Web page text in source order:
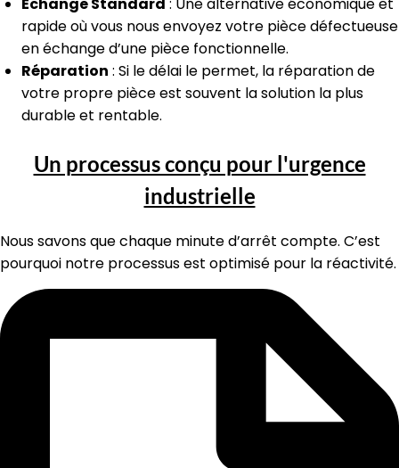
rapide où vous nous envoyez votre pièce défectueuse
en échange d’une pièce fonctionnelle.
Réparation : Si le délai le permet, la réparation de
votre propre pièce est souvent la solution la plus
durable et rentable.
Un processus conçu pour l'urgence
industrielle
Nous savons que chaque minute d’arrêt compte. C’est
pourquoi notre processus est optimisé pour la réactivité.